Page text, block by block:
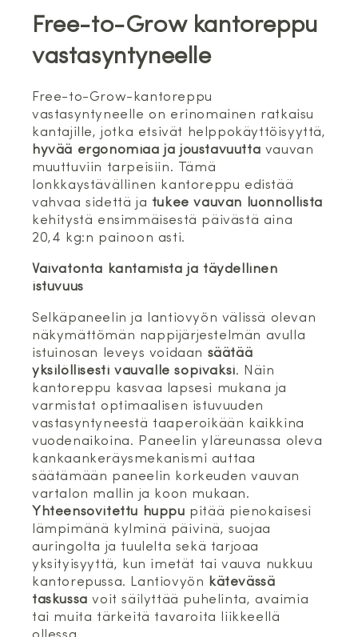
Free-to-Grow kantoreppu
vastasyntyneelle
Free-to-Grow-kantoreppu
vastasyntyneelle on erinomainen ratkaisu
kantajille, jotka etsivät helppokäyttöisyyttä,
hyvää ergonomiaa ja joustavuutta vauvan
muuttuviin tarpeisiin. Tämä
lonkkaystävällinen kantoreppu edistää
vahvaa sidettä ja tukee vauvan luonnollista
kehitystä ensimmäisestä päivästä aina
20,4 kg:n painoon asti.
Vaivatonta kantamista ja täydellinen
istuvuus
Selkäpaneelin ja lantiovyön välissä olevan
näkymättömän nappijärjestelmän avulla
istuinosan leveys voidaan säätää
yksilöllisesti vauvalle sopivaksi. Näin
kantoreppu kasvaa lapsesi mukana ja
varmistat optimaalisen istuvuuden
vastasyntyneestä taaperoikään kaikkina
vuodenaikoina. Paneelin yläreunassa oleva
kankaankeräysmekanismi auttaa
säätämään paneelin korkeuden vauvan
vartalon mallin ja koon mukaan.
Yhteensovitettu huppu pitää pienokaisesi
lämpimänä kylminä päivinä, suojaa
auringolta ja tuulelta sekä tarjoaa
yksityisyyttä, kun imetät tai vauva nukkuu
kantorepussa. Lantiovyön kätevässä
taskussa voit säilyttää puhelinta, avaimia
tai muita tärkeitä tavaroita liikkeellä